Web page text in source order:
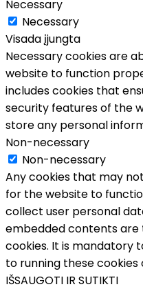
Necessary
Necessary
Visada įjungta
Necessary cookies are
website to function
includes cookies that
security features of the
store any personal
Non-necessary
Non-necessary
Any cookies that may
for the website to
collect user personal
embedded contents
cookies. It is mandatory
to running these cookies
IŠSAUGOTI IR SUTIKTI